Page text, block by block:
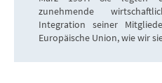
zunehmende
Integration seiner
Europäische Union, wie wir